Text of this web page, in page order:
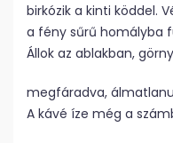
birkózik a kinti köddel.
a fény sűrű homályba
Állok az ablakban,
megfáradva,
A kávé íze még a